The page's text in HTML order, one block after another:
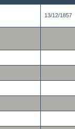
13/12/1857